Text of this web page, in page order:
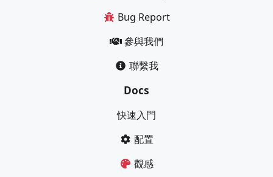
Bug Report
參與我們
聯繫我
Docs
快速入門
配置
觀感